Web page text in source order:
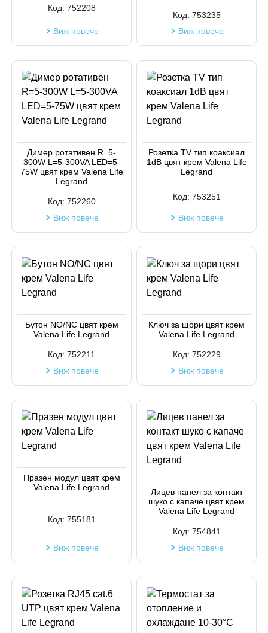
Код: 752208
Виж повече
Код: 753235
Виж повече
Димер ротативен R=5-
300W L=5-300VA LED=5-
75W цвят крем Valena Life
Legrand
Код: 752260
Виж повече
Розетка TV тип коаксиал
1dB цвят крем Valena Life
Legrand
Код: 753251
Виж повече
Бутон NO/NC цвят крем
Valena Life Legrand
Код: 752211
Виж повече
Ключ за щори цвят крем
Valena Life Legrand
Код: 752229
Виж повече
Празен модул цвят крем
Valena Life Legrand
Код: 755181
Виж повече
Лицев панел за контакт
шуко с капаче цвят крем
Valena Life Legrand
Код: 754841
Виж повече